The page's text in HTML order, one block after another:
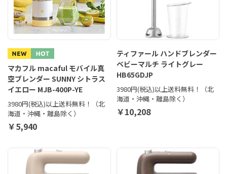
マカフル macaful モバイル真
空ブレンダー SUNNY シトラス
イエロー MJB-400P-YE
3980円(税込)以上送料無料！（北
海道・沖縄・離島除く）
￥5,940
ティファール ハンドブレンダー
ベビーマルチ ライトグレー
HB65GDJP
3980円(税込)以上送料無料！（北
海道・沖縄・離島除く）
￥10,208